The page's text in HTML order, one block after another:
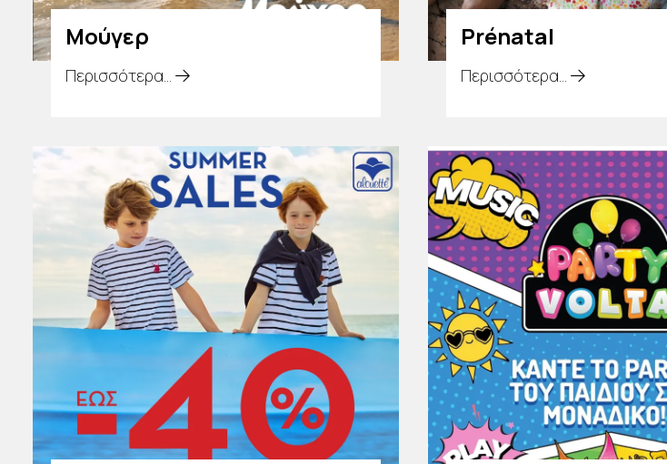
Μούγερ
Περισσότερα...
Prénatal
Περισσότερα...